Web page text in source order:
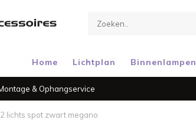
Home Lichtplan Binnenlampen
& Ophangservice
lichts spot zwart megano